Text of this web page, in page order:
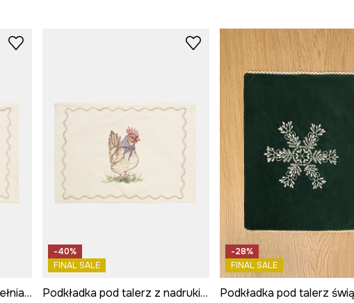
Podkładka pod talerz bawełniana
-40%
FINAL SALE
Podkładka pod talerz z nadrukiem i haftem 45 x 35 cm
-28%
FINAL SALE